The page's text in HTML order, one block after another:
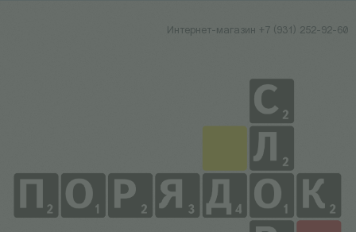
Интернет-магазин +7 (931) 252-92-60